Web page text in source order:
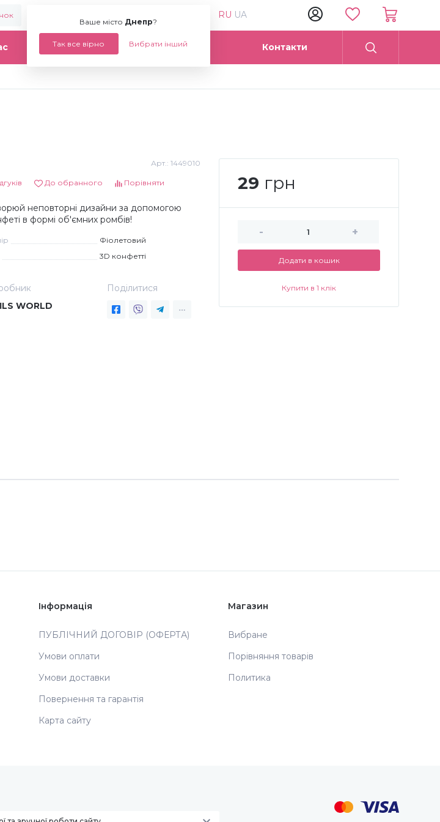
Ваше місто Днепр?
Так все вірно Вибрати інший
RU UA
Статті Опт Контакти
Арт.: 1449010
До обранного Порівняти
неповторні дизайни за допомогою
в формі об'ємних ромбів!
Фіолетовий
3D конфетті
WORLD
Поділитися
29 грн
- +
Додати в кошик
Купити в 1 клік
Інформація
ПУБЛІЧНИЙ ДОГОВІР (ОФЕРТА)
Умови оплати
Умови доставки
Повернення та гарантія
Карта сайту
Магазин
Вибране
Порівняння товарів
Политика